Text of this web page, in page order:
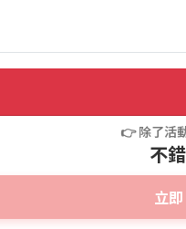
👉 除了活
不
立